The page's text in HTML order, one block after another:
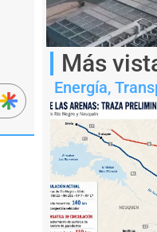
Más
Energía,